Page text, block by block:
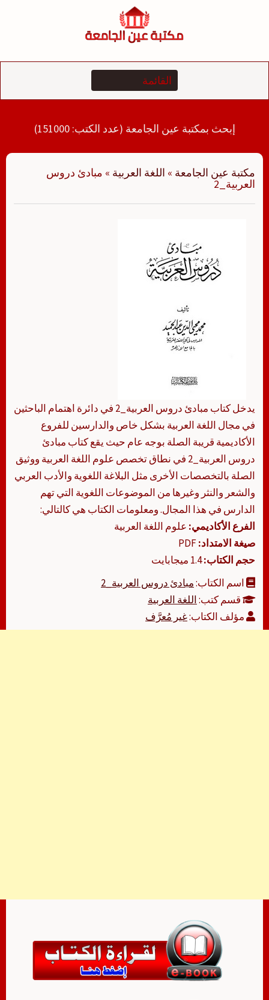
إبحث بمكتبة عين الجامعة (عدد الكتب: 151000)
مكتبة عين الجامعة » اللغة العربية » مبادئ دروس
العربية_2
يدخل كتاب مبادئ دروس العربية_2 في دائرة اهتمام الباحثين
في مجال اللغة العربية بشكل خاص والدارسين للفروع
الأكاديمية قريبة الصلة بوجه عام حيث يقع كتاب مبادئ
دروس العربية_2 في نطاق تخصص علوم اللغة العربية ووثيق
الصلة بالتخصصات الأخرى مثل البلاغة اللغوية والأدب العربي
والشعر والنثر وغيرها من الموضوعات اللغوية التي تهم
الدارس في هذا المجال. ومعلومات الكتاب هي كالتالي:
الفرع الأكاديمي: علوم اللغة العربية
صيغة الامتداد:
حجم الكتاب:1.4 ميجابايت
اسم الكتاب:مبادئ دروس العربية_2
قسم كتب:اللغة العربية
مؤلف الكتاب:غير مُعرَّف